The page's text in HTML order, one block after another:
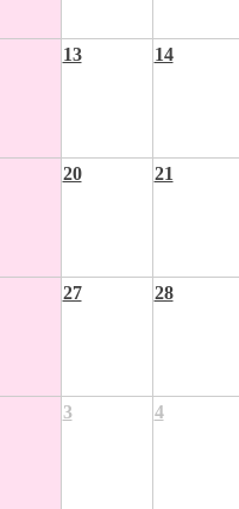
13 14
20 21
27 28
3 4